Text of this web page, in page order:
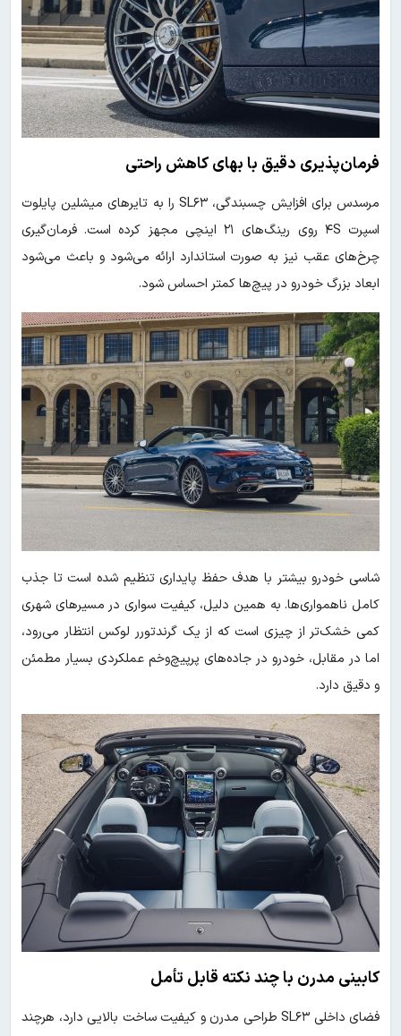
فرمان‌پذیری دقیق با بهای کاهش راحتی
مرسدس برای افزایش چسبندگی، SL۶۳ را به تایرهای میشلین پایلوت
اسپرت ۴S روی رینگ‌های ۲۱ اینچی مجهز کرده است. فرمان‌گیری
چرخ‌های عقب نیز به صورت استاندارد ارائه می‌شود و باعث می‌شود
ابعاد بزرگ خودرو در پیچ‌ها کمتر احساس شود.
شاسی خودرو بیشتر با هدف حفظ پایداری تنظیم شده است تا جذب
کامل ناهمواری‌ها. به همین دلیل، کیفیت سواری در مسیرهای شهری
کمی خشک‌تر از چیزی است که از یک گرندتورر لوکس انتظار می‌رود،
اما در مقابل، خودرو در جاده‌های پرپیچ‌وخم عملکردی بسیار مطمئن
و دقیق دارد.
کابینی مدرن با چند نکته قابل تأمل
فضای داخلی SL۶۳ طراحی مدرن و کیفیت ساخت بالایی دارد، هرچند